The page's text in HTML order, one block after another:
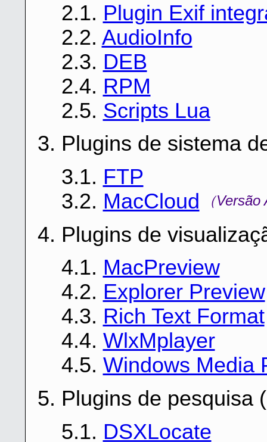
2.1. Plugin Exif
2.2. AudioInfo
2.3. DEB
2.4. RPM
2.5. Scripts Lua
3. Plugins de sistema
3.1. FTP
3.2. MacCloud （
4. Plugins de
4.1. MacPreview
4.2. Explorer Preview
4.3. Rich Text Format
4.4. WlxMplayer
4.5. Windows Media
5. Plugins de pesquisa
5.1. DSXLocate